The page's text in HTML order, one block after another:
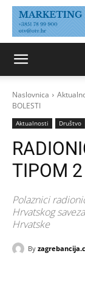
Naslovnica
BOLESTI
Aktualnosti Društvo
TIPOM 2
Polaznici
Hrvatskog
Hrvatske
By